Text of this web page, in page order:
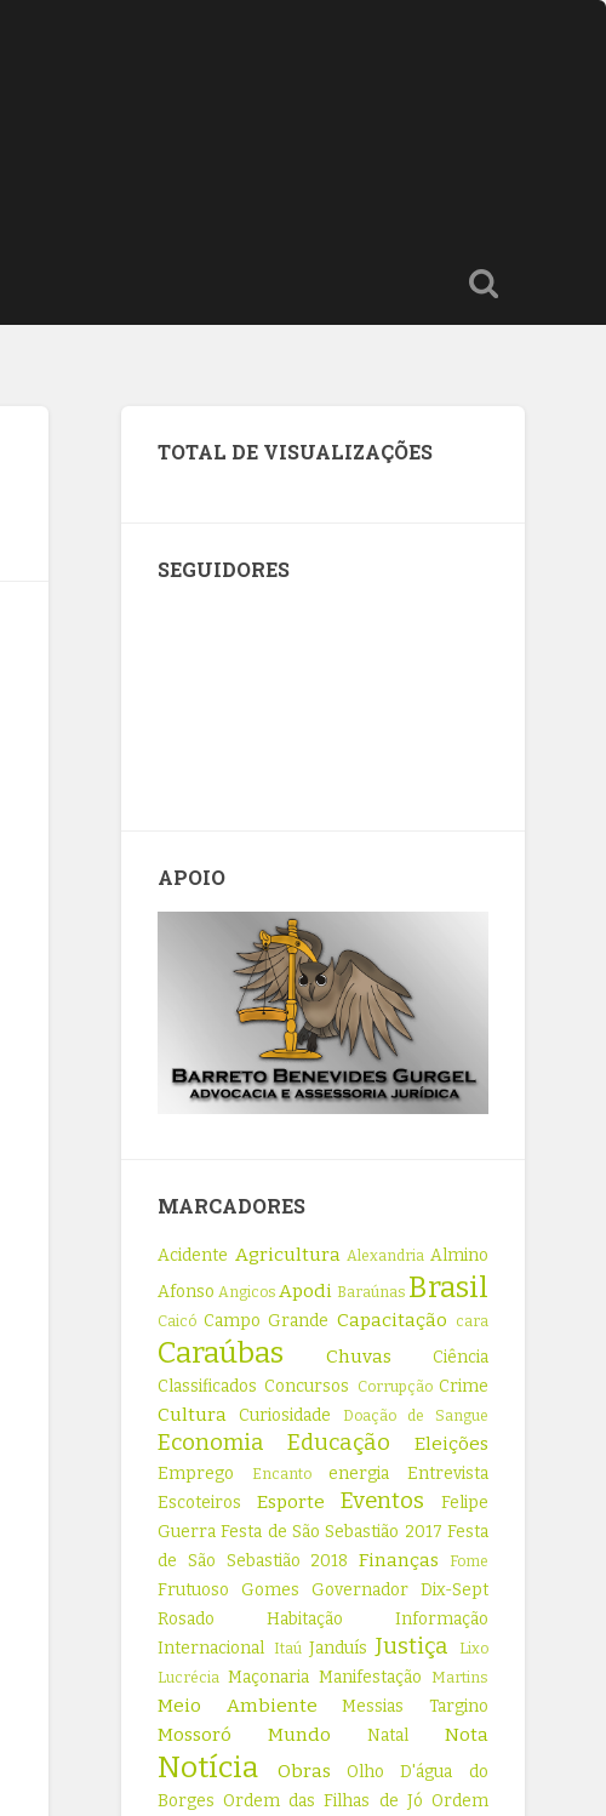
TOTAL DE VISUALIZAÇÕES
SEGUIDORES
APOIO
MARCADORES
Acidente Agricultura Alexandria Almino
Afonso Angicos Apodi Baraúnas Brasil
Caicó Campo Grande Capacitação cara
Caraúbas Chuvas
Ciência
Classificados Concursos Corrupção Crime
Cultura Curiosidade Doação de Sangue
Economia Educação Eleições
Emprego Encanto energia
Entrevista
Escoteiros
Esporte Eventos
Felipe
Guerra Festa de São Sebastião 2017 Festa
de São Sebastião 2018 Finanças Fome
Frutuoso Gomes
Governador Dix-Sept
Rosado
Habitação
Informação
Internacional
Itaú Janduís Justiça
Lixo
Lucrécia Maçonaria Manifestação Martins
Meio Ambiente Messias Targino
Mossoró Mundo Natal Nota
Notícia Obras
Olho D'água do
Borges Ordem das Filhas de Jó Ordem